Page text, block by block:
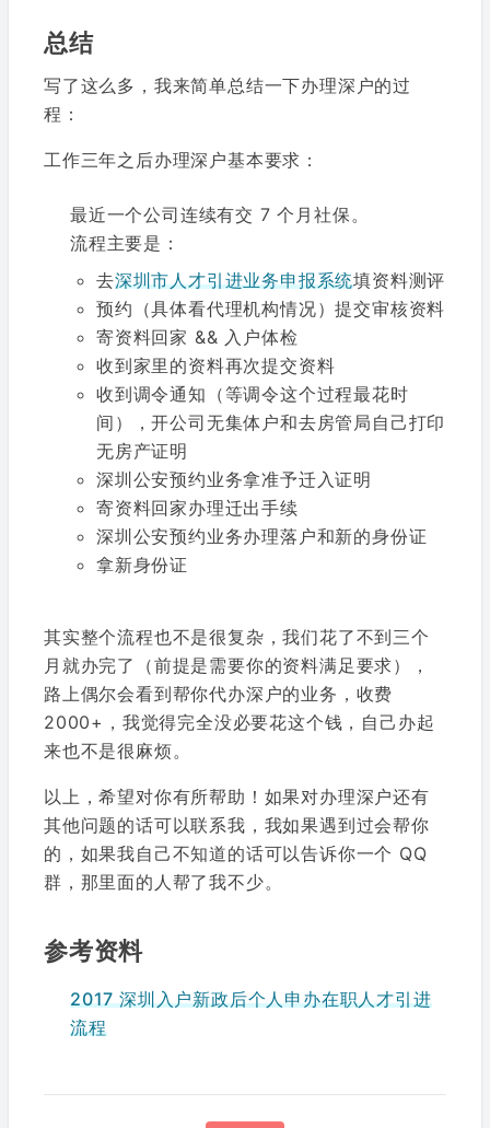
总结
写了这么多，我来简单总结一下办理深户的过
程：
工作三年之后办理深户基本要求：
最近一个公司连续有交 7 个月社保。
流程主要是：
去深圳市人才引进业务申报系统填资料测评
预约（具体看代理机构情况）提交审核资料
寄资料回家 && 入户体检
收到家里的资料再次提交资料
收到调令通知（等调令这个过程最花时
间），开公司无集体户和去房管局自己打印
无房产证明
深圳公安预约业务拿准予迁入证明
寄资料回家办理迁出手续
深圳公安预约业务办理落户和新的身份证
拿新身份证
其实整个流程也不是很复杂，我们花了不到三个
月就办完了（前提是需要你的资料满足要求），
路上偶尔会看到帮你代办深户的业务，收费
2000+，我觉得完全没必要花这个钱，自己办起
来也不是很麻烦。
以上，希望对你有所帮助！如果对办理深户还有
其他问题的话可以联系我，我如果遇到过会帮你
的，如果我自己不知道的话可以告诉你一个 QQ
群，那里面的人帮了我不少。
参考资料
2017 深圳入户新政后个人申办在职人才引进
流程